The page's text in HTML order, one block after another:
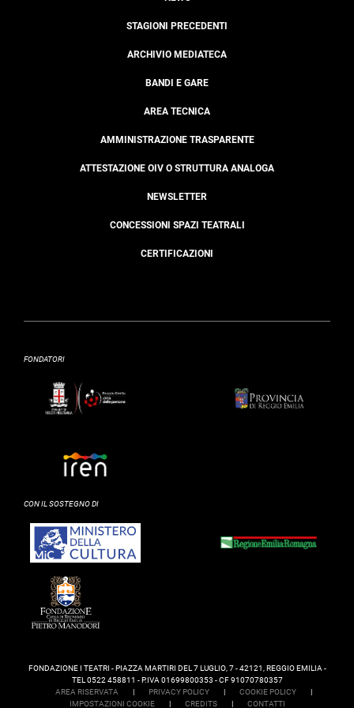
STAGIONI PRECEDENTI
ARCHIVIO MEDIATECA
BANDI E GARE
AREA TECNICA
AMMINISTRAZIONE TRASPARENTE
ATTESTAZIONE OIV O STRUTTURA ANALOGA
NEWSLETTER
CONCESSIONI SPAZI TEATRALI
CERTIFICAZIONI
FONDATORI
CON IL SOSTEGNO DI
FONDAZIONE I TEATRI - PIAZZA MARTIRI DEL 7 LUGLIO, 7 - 42121, REGGIO EMILIA -
TEL 0522 458811 - P.IVA 01699800353 - CF 91070780357
AREA RISERVATA
| PRIVACY POLICY | COOKIE POLICY
|
IMPOSTAZIONI COOKIE
| CREDITS | CONTATTI